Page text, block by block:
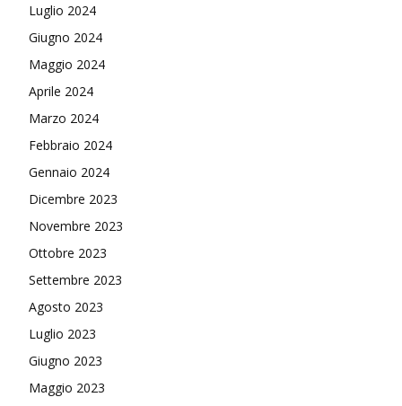
Luglio 2024
Giugno 2024
Maggio 2024
Aprile 2024
Marzo 2024
Febbraio 2024
Gennaio 2024
Dicembre 2023
Novembre 2023
Ottobre 2023
Settembre 2023
Agosto 2023
Luglio 2023
Giugno 2023
Maggio 2023